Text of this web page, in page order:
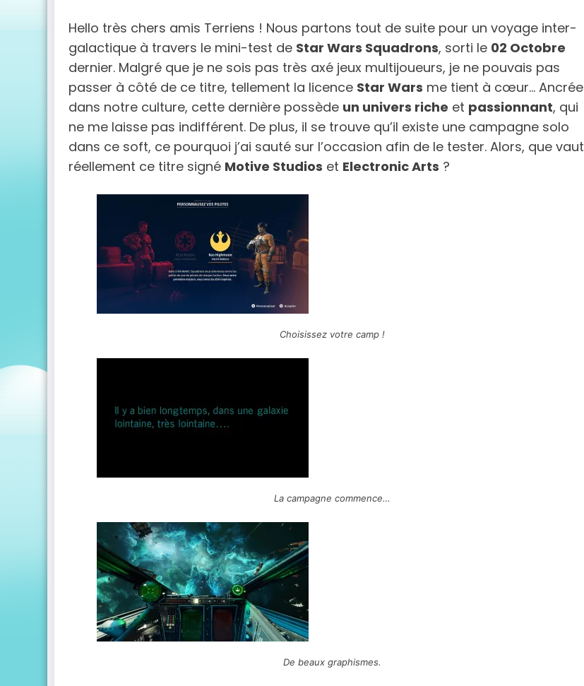
Hello très chers amis Terriens ! Nous partons tout de suite pour un voyage inter-
galactique à travers le mini-test de Star Wars Squadrons, sorti le 02 Octobre
dernier. Malgré que je ne sois pas très axé jeux multijoueurs, je ne pouvais pas
passer à côté de ce titre, tellement la licence Star Wars me tient à cœur… Ancrée
dans notre culture, cette dernière possède un univers riche et passionnant, qui
ne me laisse pas indifférent. De plus, il se trouve qu’il existe une campagne solo
dans ce soft, ce pourquoi j’ai sauté sur l’occasion afin de le tester. Alors, que vaut
réellement ce titre signé Motive Studios et Electronic Arts ?
Choisissez votre camp !
La campagne commence…
De beaux graphismes.